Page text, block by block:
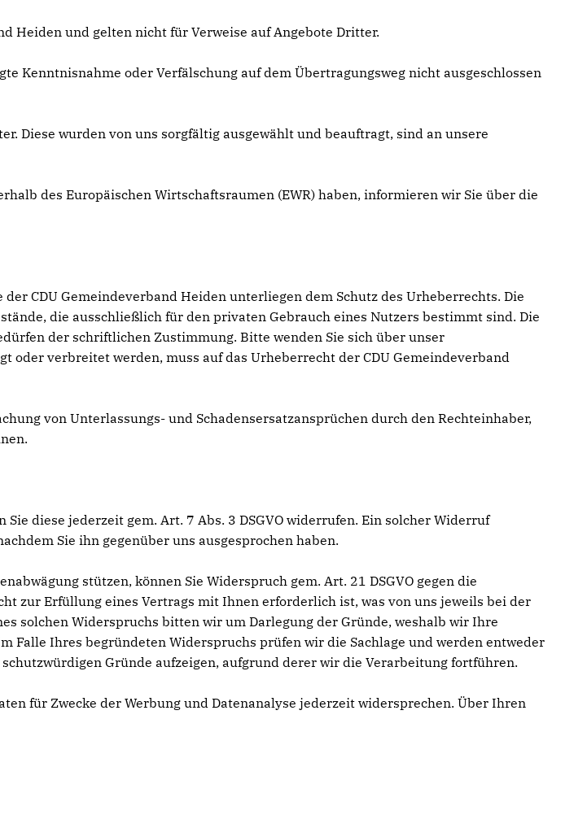
Heiden und gelten nicht für Verweise auf Angebote Dritter.
Kenntnisnahme oder Verfälschung auf dem Übertragungsweg nicht ausgeschlossen
Diese wurden von uns sorgfältig ausgewählt und beauftragt, sind an unsere
des Europäischen Wirtschaftsraumen (EWR) haben, informieren wir Sie über die
CDU Gemeindeverband Heiden unterliegen dem Schutz des Urheberrechts. Die
die ausschließlich für den privaten Gebrauch eines Nutzers bestimmt sind. Die
der schriftlichen Zustimmung. Bitte wenden Sie sich über unser
verbreitet werden, muss auf das Urheberrecht der CDU Gemeindeverband
von Unterlassungs- und Schadensersatzansprüchen durch den Rechteinhaber,
diese jederzeit gem. Art. 7 Abs. 3 DSGVO widerrufen. Ein solcher Widerruf
Sie ihn gegenüber uns ausgesprochen haben.
stützen, können Sie Widerspruch gem. Art. 21 DSGVO gegen die
zur Erfüllung eines Vertrags mit Ihnen erforderlich ist, was von uns jeweils bei der
solchen Widerspruchs bitten wir um Darlegung der Gründe, weshalb wir Ihre
Falle Ihres begründeten Widerspruchs prüfen wir die Sachlage und werden entweder
Gründe aufzeigen, aufgrund derer wir die Verarbeitung fortführen.
für Zwecke der Werbung und Datenanalyse jederzeit widersprechen. Über Ihren